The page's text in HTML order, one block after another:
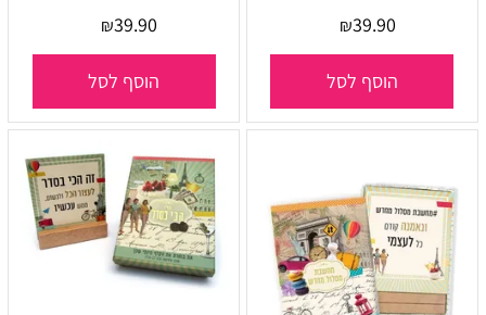
₪39.90
הוסף לסל
₪39.90
הוסף לסל